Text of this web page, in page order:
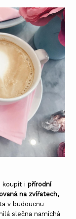
koupit ipřírodní
na zvířatech,
v budoucnu
slečna namíchá